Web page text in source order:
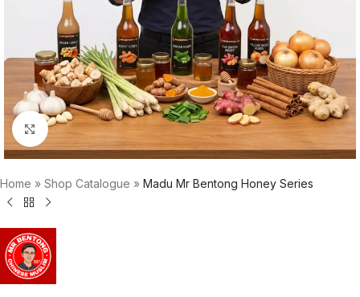
Click to enlarge
Home » Shop Catalogue » Madu Mr Bentong Honey Series